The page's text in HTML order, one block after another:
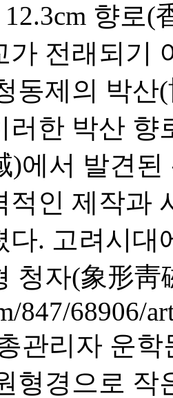
12.3cm 향로
가 전래되기
동제의 박산
러한 박산
)에서 발견
적인 제작과
다. 고려시대
청자(象形
847/68906/
관리자 운학
형경으로